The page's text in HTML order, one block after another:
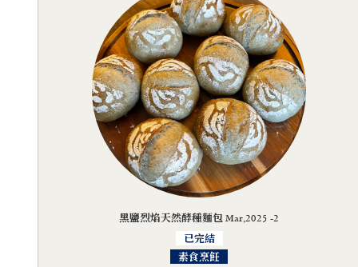
黑鹽烈焰天然酵種麵包 Mar,2025 -2
已完結
素食烹飪